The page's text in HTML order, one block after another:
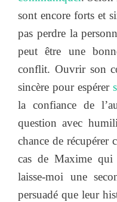
sont encore forts et
pas perdre la
peut être une
conflit. Ouvrir son
sincère pour espérer
la confiance de
question avec
chance de récupérer
cas de Maxime qui
laisse-moi une
persuadé que leur